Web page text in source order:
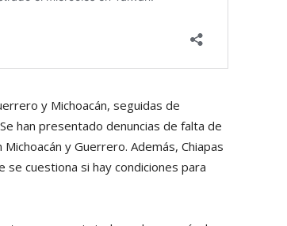
y Michoacán, seguidas de
han presentado denuncias de falta de
y Guerrero. Además, Chiapas
cuestiona si hay condiciones para